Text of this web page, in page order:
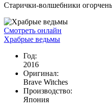
Старички-волшебники
Смотреть онлайн
Храбрые ведьмы
Год:
2016
Оригинал:
Brave Witches
Производство:
Япония